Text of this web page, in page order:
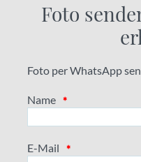
Foto
Foto per WhatsApp
Name *
E-Mail *